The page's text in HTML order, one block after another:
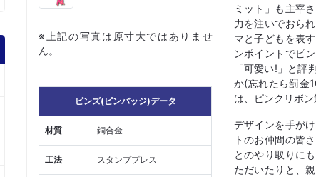
※上記の写真は原寸大ではありませ
ん。
ピンズ(ピンバッジ)データ
材質 銅合金
工法 スタンププレス
ミット」も主宰
力を注いでおら
マと子どもを表
ンポイントでピ
「可愛い!」と評
か(忘れたら罰金
は、ピンクリボン
デザインを手が
トのお仲間の皆
とのやり取りに
ただいたりと、